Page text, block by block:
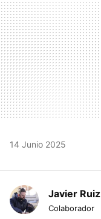
14 Junio 2025
Javier Ruiz
Colaborador